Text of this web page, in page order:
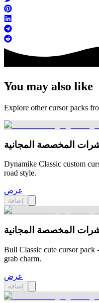
You may also like
Explore other cursor packs
Dynamike Classic custom
road style.
عرض
إضافة
Bull Classic cute cursor pack
grab charm.
عرض
إضافة